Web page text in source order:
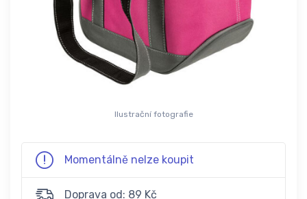
Ilustrační fotografie
Momentálně nelze koupit
Doprava od: 89 Kč